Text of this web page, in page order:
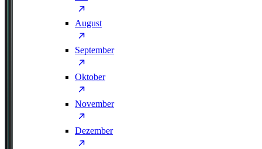
August
September
Oktober
November
Dezember